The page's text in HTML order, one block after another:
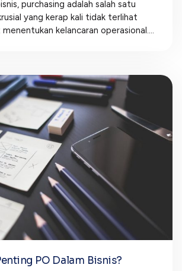
purchasing adalah salah satu
yang kerap kali tidak terlihat
kelancaran operasional....
PO Dalam Bisnis?